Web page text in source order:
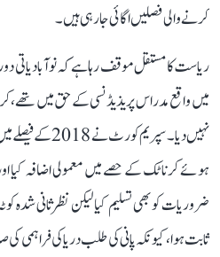
کرنے والی فصلیں اگائی جا رہی ہیں۔
ریاست کا مستقل موقف رہا ہے کہ
میں واقع مدراس پریذیڈنسی کے حق میں تھے،
نہیں دیا۔ سپریم
ہوئے کرناٹک کے حصے میں معمولی اضافہ کیا
ضروریات کو بھی تسلیم کیا لیکن نظرثانی شدہ
ثابت ہوا، کیونکہ پانی کی طلب دریا کی